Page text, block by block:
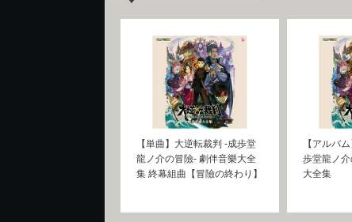
【単曲】大逆転裁判 -成歩堂
龍ノ介の冒險- 劇伴音樂大全
集 終幕組曲【冒險の終わり】
【アルバ
歩堂龍ノ
大全集